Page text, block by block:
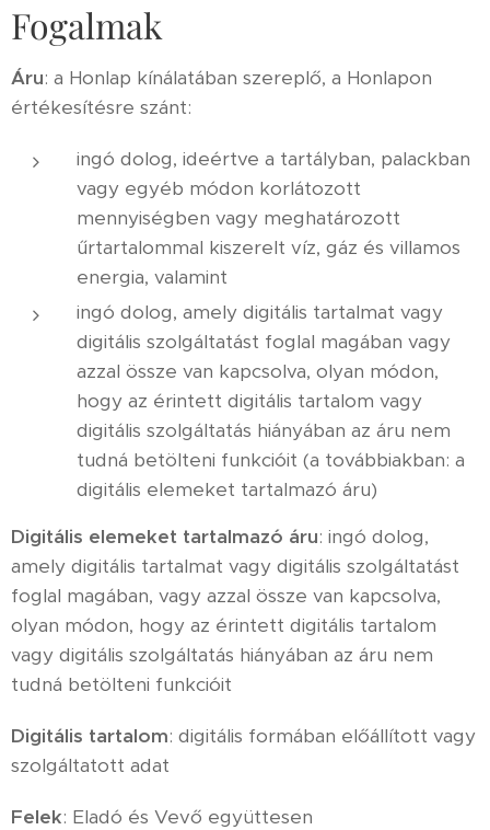
Fogalmak
Áru: a Honlap kínálatában szereplő, a Honlapon
értékesítésre szánt:
ingó dolog, ideértve a tartályban, palackban
vagy egyéb módon korlátozott
mennyiségben vagy meghatározott
űrtartalommal kiszerelt víz, gáz és villamos
energia, valamint
ingó dolog, amely digitális tartalmat vagy
digitális szolgáltatást foglal magában vagy
azzal össze van kapcsolva, olyan módon,
hogy az érintett digitális tartalom vagy
digitális szolgáltatás hiányában az áru nem
tudná betölteni funkcióit (a továbbiakban: a
digitális elemeket tartalmazó áru)
Digitális elemeket tartalmazó áru: ingó dolog,
amely digitális tartalmat vagy digitális szolgáltatást
foglal magában, vagy azzal össze van kapcsolva,
olyan módon, hogy az érintett digitális tartalom
vagy digitális szolgáltatás hiányában az áru nem
tudná betölteni funkcióit
Digitális tartalom: digitális formában előállított vagy
szolgáltatott adat
Felek: Eladó és Vevő együttesen